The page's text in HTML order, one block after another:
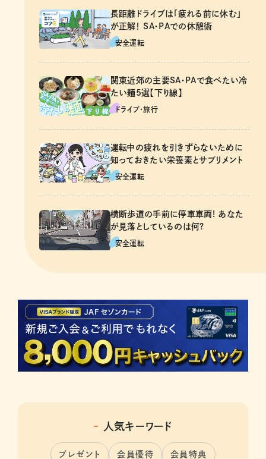
記事を読む
長距離ドライブは「疲れる前に休む」
が正解！ SA・PAでの休憩術
安全運転
関東近郊の主要SA・PAで食べたい冷
たい麺5選【下り線】
ドライブ･旅行
運転中の疲れを引きずらないために
知っておきたい栄養素とサプリメント
安全運転
横断歩道の手前に停車車両! あなた
が見落としているのは何?
安全運転
人気キーワード
プレゼント 会員優待 会員特典